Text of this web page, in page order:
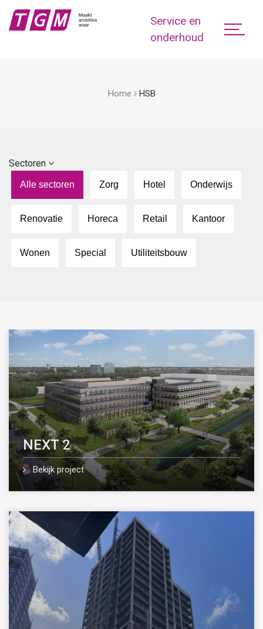
Service en
onderhoud
Home HSB
Sectoren
Alle sectoren Zorg Hotel Onderwijs
Renovatie Horeca Retail Kantoor
Wonen Special Utiliteitsbouw
NEXT 2
Bekijk project